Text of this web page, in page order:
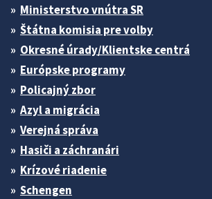
Ministerstvo vnútra SR
Štátna komisia pre volby
Okresné úrady/Klientske centrá
Európske programy
Policajný zbor
Azyl a migrácia
Verejná správa
Hasiči a záchranári
Krízové riadenie
Schengen